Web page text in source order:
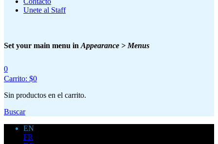
Unete al Staff
Set your main menu in Appearance > Menus
0
Carrito: $0
Sin productos en el carrito.
Buscar
EN
FR